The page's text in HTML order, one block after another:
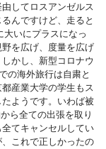
してロスアンゼルス
んですけど、走ると
大いにプラスになっ
を広げ、度量を広げ
かし、新型コロナウ
の海外旅行は自粛と
産業大学の学生もス
ようです。いわば被
ら全ての出張を取り
てキャンセルしてい
これで正しかったの